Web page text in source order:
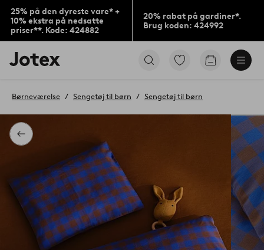
25% på den dyreste vare* +
10% ekstra på nedsatte
priser**. Kode: 424882
20% rabat på gardiner*.
Brug koden: 424992
Jotex
logo
til
Gå
produkter
Gå
Tilbage
Børneværelse Sengetøj til børn Sengetøj til børn